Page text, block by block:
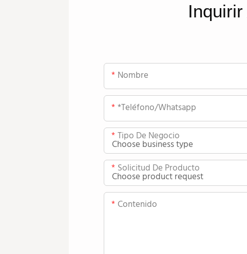
Inquirir
Nombre
*teléfono/whatsapp
Tipo De Negocio
Solicitud De Producto
Contenido